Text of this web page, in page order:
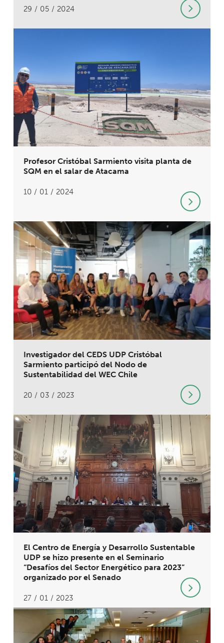
29 / 05 / 2024
Profesor Cristóbal Sarmiento visita planta de
SQM en el salar de Atacama
10 / 01 / 2024
Investigador del CEDS UDP Cristóbal
Sarmiento participó del Nodo de
Sustentabilidad del WEC Chile
20 / 03 / 2023
El Centro de Energía y Desarrollo Sustentable
UDP se hizo presente en el Seminario
“Desafíos del Sector Energético para 2023”
organizado por el Senado
27 / 01 / 2023